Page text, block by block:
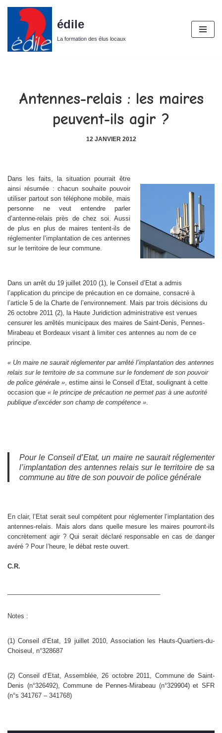
contenu
édile
La formation des élus locaux
Antennes-relais : les maires
peuvent-ils agir ?
12 JANVIER 2012
Dans les faits, la situation pourrait être
ainsi résumée : chacun souhaite pouvoir
utiliser partout son téléphone mobile, mais
personne ne veut entendre parler
d’antenne-relais près de chez soi. Aussi
de plus en plus de maires tentent-ils de
réglementer l’implantation de ces antennes
sur le territoire de leur commune.
Dans un arrêt du 19 juillet 2010 (1), le Conseil d’Etat a admis
l’application du principe de précaution en ce domaine, consacré à
l’article 5 de la Charte de l’environnement. Mais par trois décisions du
26 octobre 2011 (2), la Haute Juridiction administrative est venues
censurer les arrêtés municipaux des maires de Saint-Denis, Pennes-
Mirabeau et Bordeaux visant à limiter ces antennes au nom de ce
principe.
« Un maire ne saurait réglementer par arrêté l’implantation des antennes
relais sur le territoire de sa commune sur le fondement de son pouvoir
de police générale », estime ainsi le Conseil d’Etat, soulignant à cette
occasion que « le principe de précaution ne permet pas à une autorité
publique d’excéder son champ de compétence ».
Pour le Conseil d’Etat, un maire ne saurait réglementer
l’implantation des antennes relais sur le territoire de sa
commune au titre de son pouvoir de police générale
En clair, l’Etat serait seul compétent pour réglementer l’implantation des
antennes-relais. Mais alors dans quelle mesure les maires pourront-ils
concrètement agir ? Qui serait déclaré responsable en cas de danger
avéré ? Pour l’heure, le débat reste ouvert.
C.R.
Notes :
(1) Conseil d’Etat, 19 juillet 2010, Association les Hauts-Quartiers-du-
Choiseul, n°328687
(2) Conseil d’Etat, Assemblée, 26 octobre 2011, Commune de Saint-
Denis (n°326492), Commune de Pennes-Mirabeau (n°329904) et SFR
(n°s 341767 – 341768)